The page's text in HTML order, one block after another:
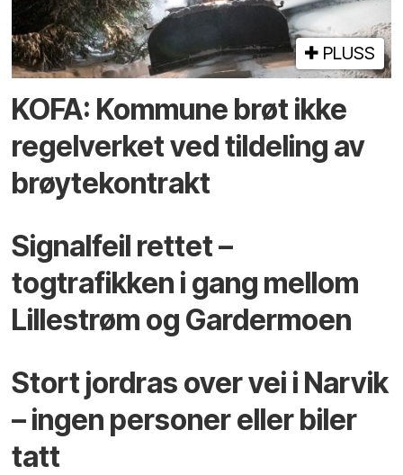
PLUSS
KOFA: Kommune brøt ikke
regelverket ved tildeling av
brøytekontrakt
Signalfeil rettet –
togtrafikken i gang mellom
Lillestrøm og Gardermoen
Stort jordras over vei i Narvik
– ingen personer eller biler
tatt